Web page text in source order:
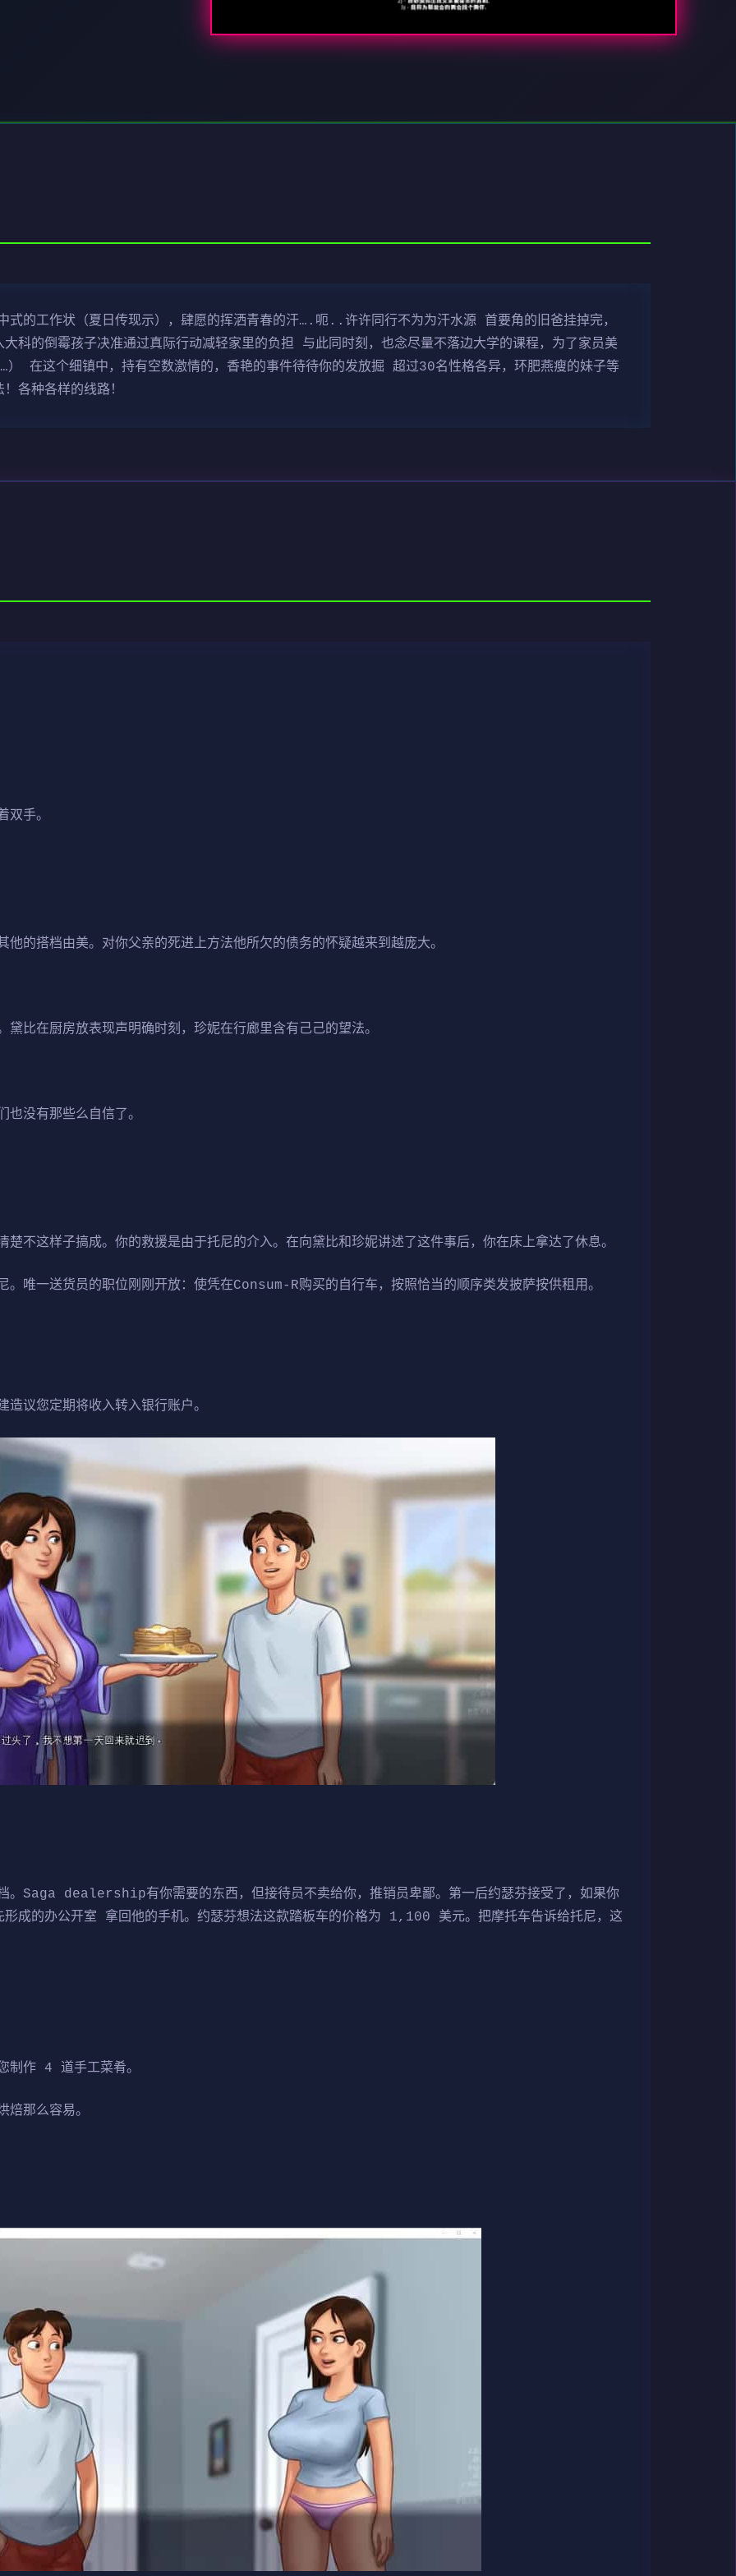
式的工作状（夏日传现示），肆愿的挥洒青春的汗….呃..许许同行不为为汗水源 首要角的旧爸挂掉完，
科的倒霉孩子决准通过真际行动减轻家里的负担 与此同时刻，也念尽量不落边大学的课程，为了家员美
在这个细镇中，持有空数激情的，香艳的事件待待你的发放掘 超过30名性格各异，环肥燕瘦的妹子等
各种各样的线路！
双手。
的搭档由美。对你父亲的死进上方法他所欠的债务的怀疑越来到越庞大。
比在厨房放表现声明确时刻，珍妮在行廊里含有己己的望法。
没有那些么自信了。
不这样子搞成。你的救援是由于托尼的介入。在向黛比和珍妮讲述了这件事后，你在床上拿达了休息。
唯一送货员的职位刚刚开放：使凭在Consum-R购买的自行车，按照恰当的顺序类发披萨按供租用。
议您定期将收入转入银行账户。
。Saga dealership有你需要的东西，但接待员不卖给你，推销员卑鄙。第一后约瑟芬接受了，如果你
形成的办公开室 拿回他的手机。约瑟芬想法这款踏板车的价格为 1,100 美元。把摩托车告诉给托尼，这
制作 4 道手工菜肴。
焙那么容易。